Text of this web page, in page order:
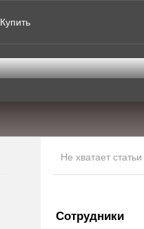
Купить
Не хватает
Сотрудники